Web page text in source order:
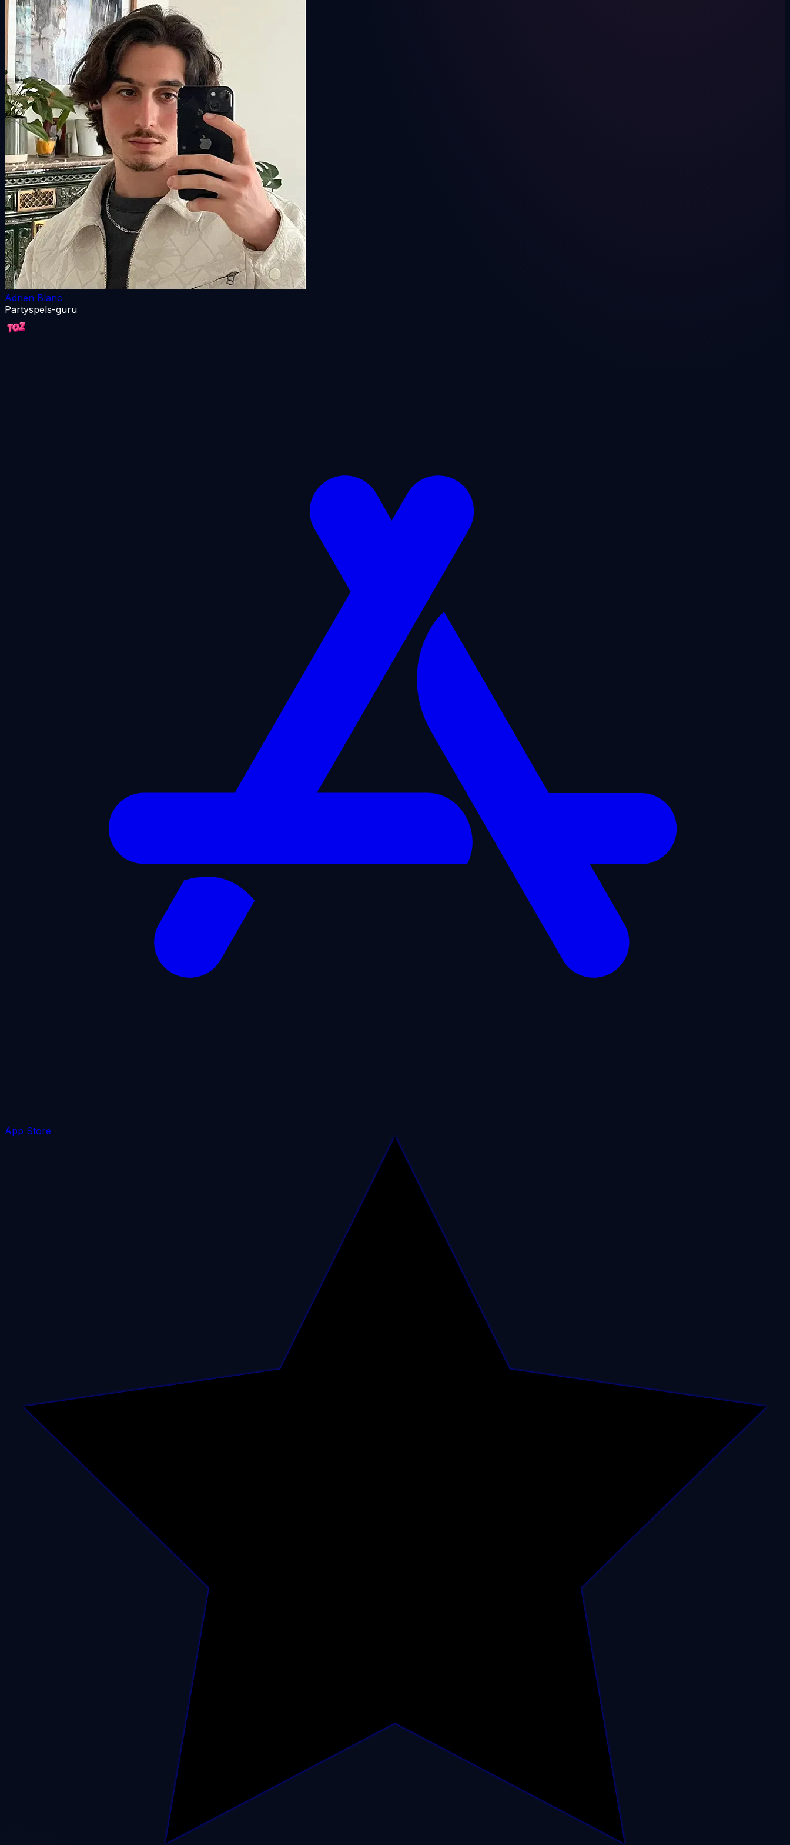
Adrien Blanc
Partyspels-guru
App Store